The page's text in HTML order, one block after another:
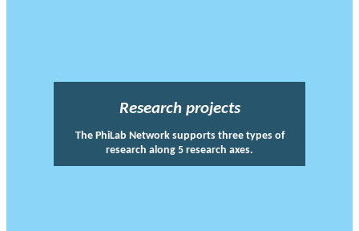
Research projects
The PhiLab Network supports three types of
research along 5 research axes.